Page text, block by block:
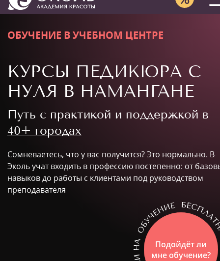
ОБУЧЕНИЕ В УЧЕБНОМ ЦЕНТРЕ
КУРСЫ ПЕДИКЮРА С
НУЛЯ В НАМАНГАНЕ
Путь с практикой и поддержкой в
40+ городах
Сомневаетесь, что у вас получится? Это нормально. В
Эколь учат входить в профессию постепенно: от
навыков до работы с клиентами под руководством
преподавателя
Подойдёт ли
мне обучение?